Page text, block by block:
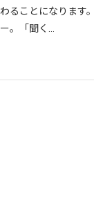
わることになります
ー。「聞く…